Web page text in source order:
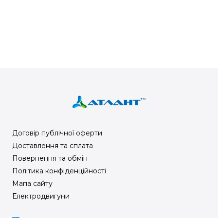
Договір публічної оферти
Доставлення та сплата
Повернення та обмін
Політика конфіденційності
Мапа сайту
Електродвигуни